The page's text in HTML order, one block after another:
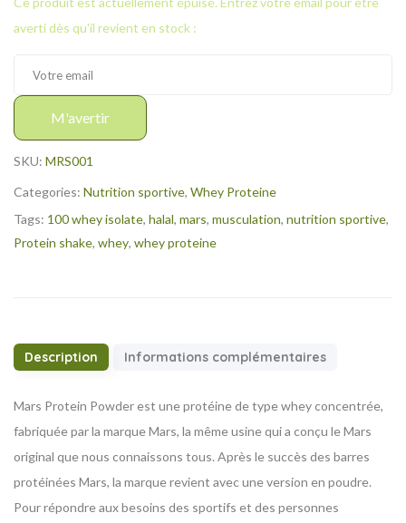
averti dès qu'il revient en stock :
M'avertir
SKU: MRS001
Categories: Nutrition sportive, Whey Proteine
Tags: 100 whey isolate, halal, mars, musculation, nutrition sportive,
Protein shake, whey, whey proteine
Description Informations complémentaires
Mars Protein Powder est une protéine de type whey concentrée,
fabriquée par la marque Mars, la même usine qui a conçu le Mars
original que nous connaissons tous. Après le succès des barres
protéinées Mars, la marque revient avec une version en poudre.
Pour répondre aux besoins des sportifs et des personnes